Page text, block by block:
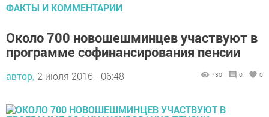
ФАКТЫ И КОММЕНТАРИИ
Около 700 новошешминцев участвуют в
программе софинансирования пенсии
автор, 2 июля 2016 - 06:48 730 0 0